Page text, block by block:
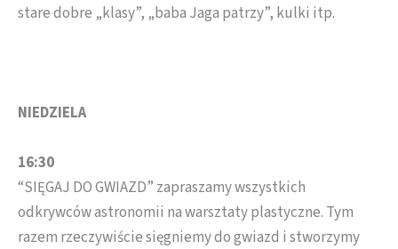
stare dobre „klasy”, „baba Jaga patrzy”, kulki itp.
NIEDZIELA
16:30
“SIĘGAJ DO GWIAZD” zapraszamy wszystkich
odkrywców astronomii na warsztaty plastyczne. Tym
razem rzeczywiście sięgniemy do gwiazd i stworzymy